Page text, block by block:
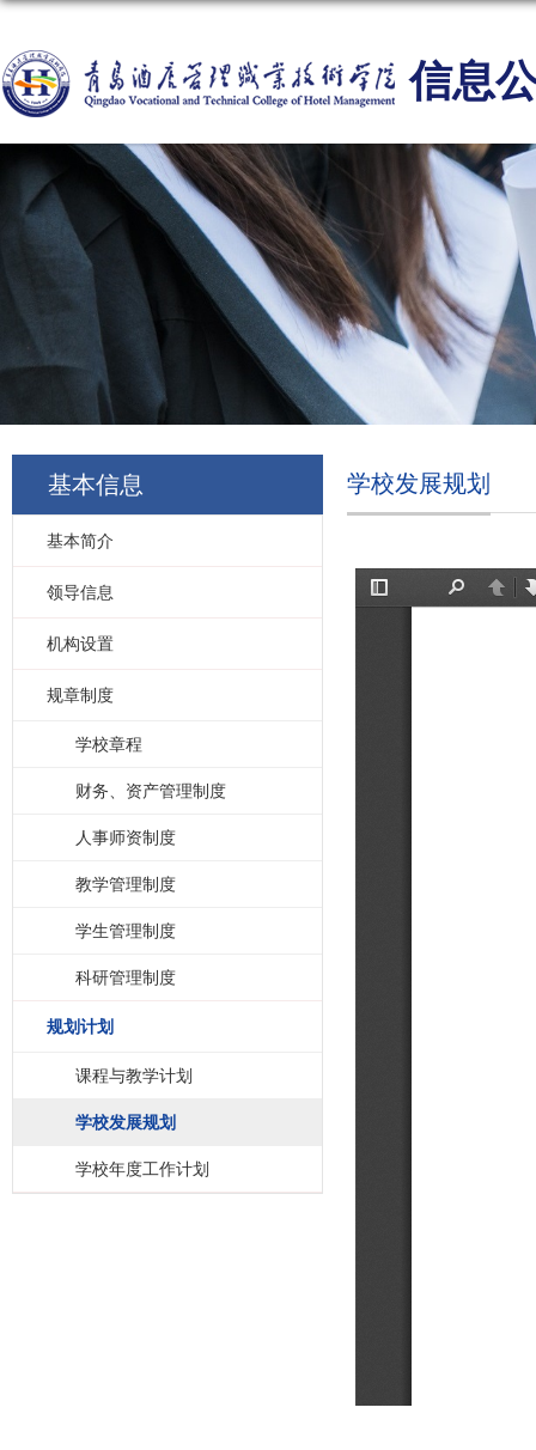
信息
基本信息
基本简介
领导信息
机构设置
规章制度
学校章程
财务、资产管理制度
人事师资制度
教学管理制度
学生管理制度
科研管理制度
规划计划
课程与教学计划
学校发展规划
学校年度工作计划
学校发展规划